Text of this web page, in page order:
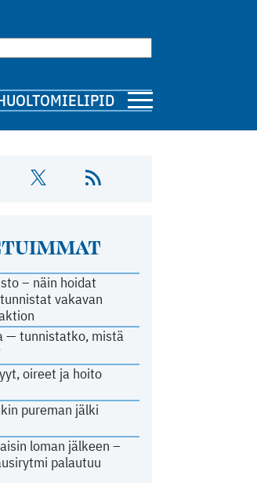
MIELIPIDE
– näin hoidat
vakavan
— tunnistatko, mistä
oireet ja hoito
pureman jälki
loman jälkeen –
palautuu